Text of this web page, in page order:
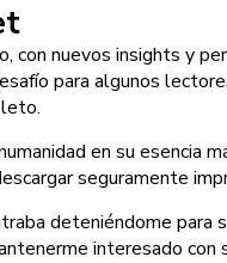
con nuevos insights y
para algunos
en su esencia
seguramente
deteniéndome
interesado